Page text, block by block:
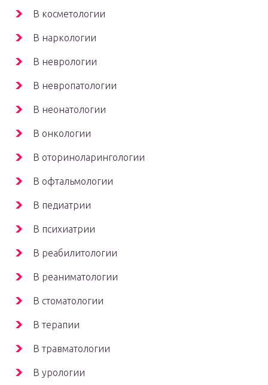
В косметологии
В наркологии
В неврологии
В невропатологии
В неонатологии
В онкологии
В оториноларингологии
В офтальмологии
В педиатрии
В психиатрии
В реабилитологии
В реаниматологии
В стоматологии
В терапии
В травматологии
В урологии